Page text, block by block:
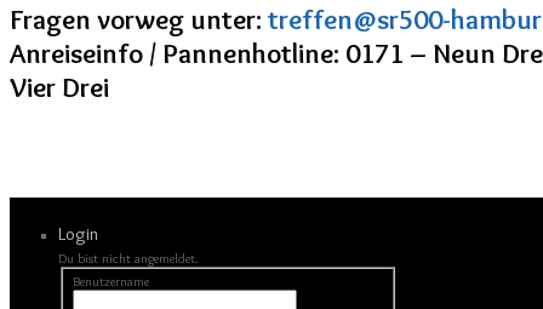
Fragen vorweg unter: treffen@sr500-
Anreiseinfo / Pannenhotline: 0171 – Neun
Vier Drei
Login
Du bist nicht angemeldet.
Benutzername